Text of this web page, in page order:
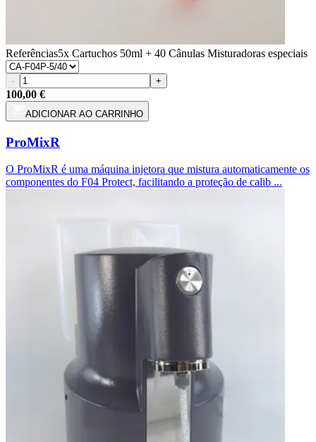
Referências5x Cartuchos 50ml + 40 Cânulas Misturadoras especiais
- +
100,00 €
ADICIONAR AO CARRINHO
ProMixR
O ProMixR é uma máquina injetora que mistura automaticamente os
componentes do F04 Protect, facilitando a proteção de calib ...